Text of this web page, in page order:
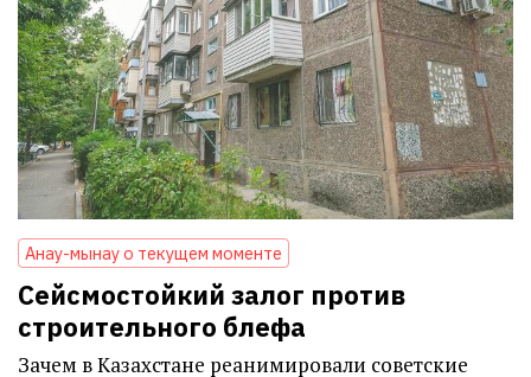
Анау-мынау о текущем моменте
Сейсмостойкий залог против
строительного блефа
Зачем в Казахстане реанимировали советские